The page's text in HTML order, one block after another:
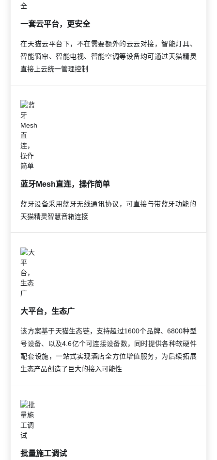
一套云平台，更安全
在天猫云平台下，不在需要额外的云云对接，智能灯具、
智能窗帘、智能电视、智能空调等设备均可通过天猫精灵
直接上云统一管理控制
蓝牙Mesh直连，操作简单
蓝牙设备采用蓝牙无线通讯协议，可直接与带蓝牙功能的
天猫精灵智慧音箱连接
大平台，生态广
该方案基于天猫生态链，支持超过1600个品牌、6800种型
号设备、以及4.6亿个可连接设备数，同时提供各种软硬件
配套设施，一站式实现酒店全方位增值服务，为后续拓展
生态产品创造了巨大的接入可能性
批量施工调试